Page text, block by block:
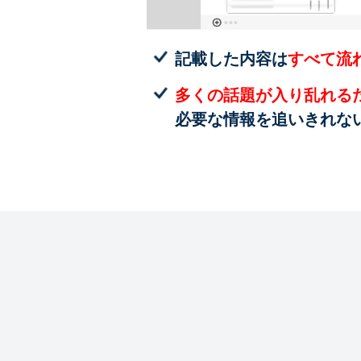
記載した内容はすべて流
多くの話題が入り乱れる
必要な情報を追いきれな